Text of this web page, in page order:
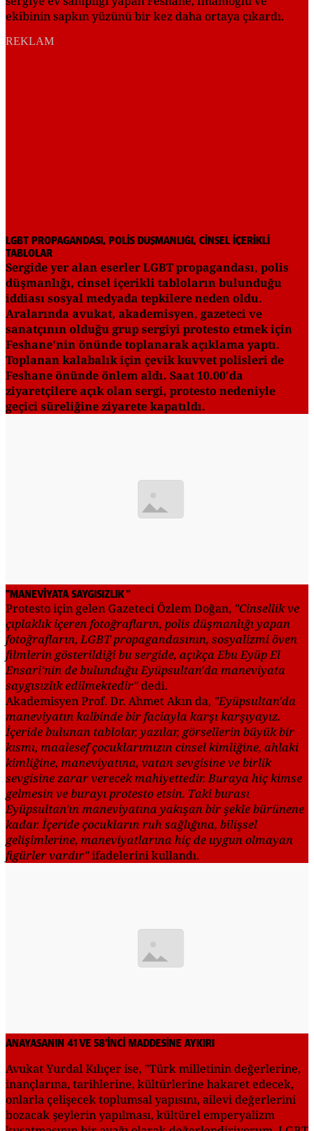
ekibinin sapkın yüzünü bir kez daha ortaya çıkardı.
REKLAM
LGBT PROPAGANDASI, POLİS DÜŞMANLIĞI, CİNSEL İÇERİKLİ
TABLOLAR
Sergide yer alan eserler LGBT propagandası, polis
düşmanlığı, cinsel içerikli tabloların bulunduğu
iddiası sosyal medyada tepkilere neden oldu.
Aralarında avukat, akademisyen, gazeteci ve
sanatçının olduğu grup sergiyi protesto etmek için
Feshane'nin önünde toplanarak açıklama yaptı.
Toplanan kalabalık için çevik kuvvet polisleri de
Feshane önünde önlem aldı. Saat 10.00'da
ziyaretçilere açık olan sergi, protesto nedeniyle
geçici süreliğine ziyarete kapatıldı.
"MANEVİYATA SAYGISIZLIK "
Protesto için gelen Gazeteci Özlem Doğan, "Cinsellik ve
çıplaklık içeren fotoğrafların, polis düşmanlığı yapan
fotoğrafların, LGBT propagandasının, sosyalizmi öven
filmlerin gösterildiği bu sergide, açıkça Ebu Eyüp El
Ensari'nin de bulunduğu Eyüpsultan'da maneviyata
saygısızlık edilmektedir"dedi.
Akademisyen Prof. Dr. Ahmet Akın da, "Eyüpsultan'da
maneviyatın kalbinde bir faciayla karşı karşıyayız.
İçeride bulunan tablolar, yazılar, görsellerin büyük bir
kısmı, maalesef çocuklarımızın cinsel kimliğine, ahlaki
kimliğine, maneviyatına, vatan sevgisine ve birlik
sevgisine zarar verecek mahiyettedir. Buraya hiç kimse
gelmesin ve burayı protesto etsin. Taki burası
Eyüpsultan'ın maneviyatına yakışan bir şekle bürünene
kadar. İçeride çocukların ruh sağlığına, bilişsel
gelişimlerine, maneviyatlarına hiç de uygun olmayan
figürler vardır"ifadelerini kullandı.
ANAYASANIN 41 VE 58'İNCİ MADDESİNE AYKIRI
Avukat Yurdal Kılıçer ise, "Türk milletinin değerlerine,
inançlarına, tarihlerine, kültürlerine hakaret edecek,
onlarla çelişecek toplumsal yapısını, ailevi değerlerini
bozacak şeylerin yapılması, kültürel emperyalizm